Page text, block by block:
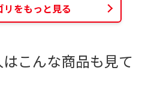
リをもっと見る
こんな商品も見て